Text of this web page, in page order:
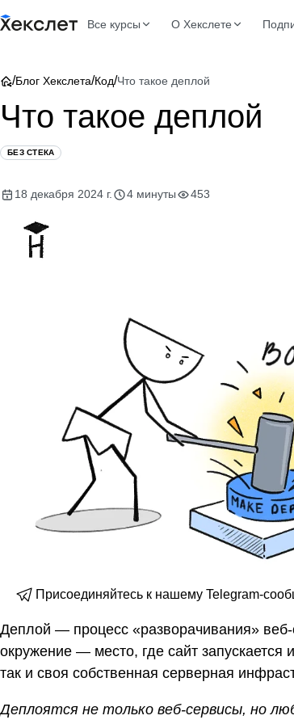
Все курсы О Хекслете
/Блог Хекслета/Код/Что такое деплой
Что такое деплой
БЕЗ СТЕКА
18 декабря 2024 г. 4 минуты 453
Присоединяйтесь к нашему Telegram-
Деплой — процесс «разворачивания»
окружение — место, где сайт запускается
так и своя собственная серверная
Деплоятся не только веб-сервисы, но